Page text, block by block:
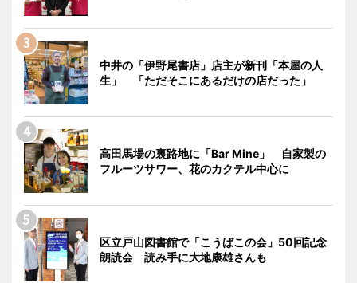
中井の「伊野尾書店」店主が新刊「本屋の人
生」 「ただそこにあるだけの店だった」
高田馬場の裏路地に「Bar Mine」 自家製の
フルーツサワー、花のカクテル中心に
区立戸山図書館で「こうばこの会」50回記念
朗読会 読み手に大地康雄さんも